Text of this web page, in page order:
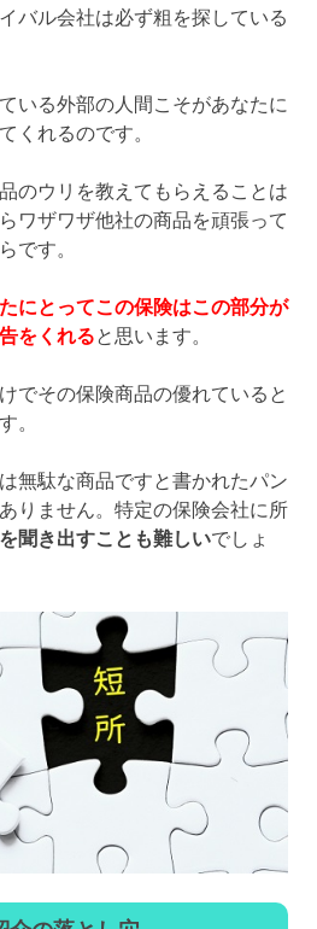
バル会社は必ず粗を探している
いる外部の人間こそがあなたに
くれるのです。
のウリを教えてもらえることは
ワザワザ他社の商品を頑張って
です。
にとってこの保険はこの部分が
をくれると思います。
でその保険商品の優れていると
。
無駄な商品ですと書かれたパン
りません。特定の保険会社に所
聞き出すことも難しいでしょ